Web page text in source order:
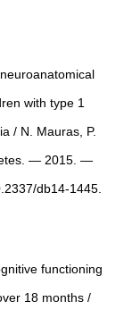
with type 1
/ N. Mauras, P.
— 2015. —
db14-1445.
functioning
18 months /